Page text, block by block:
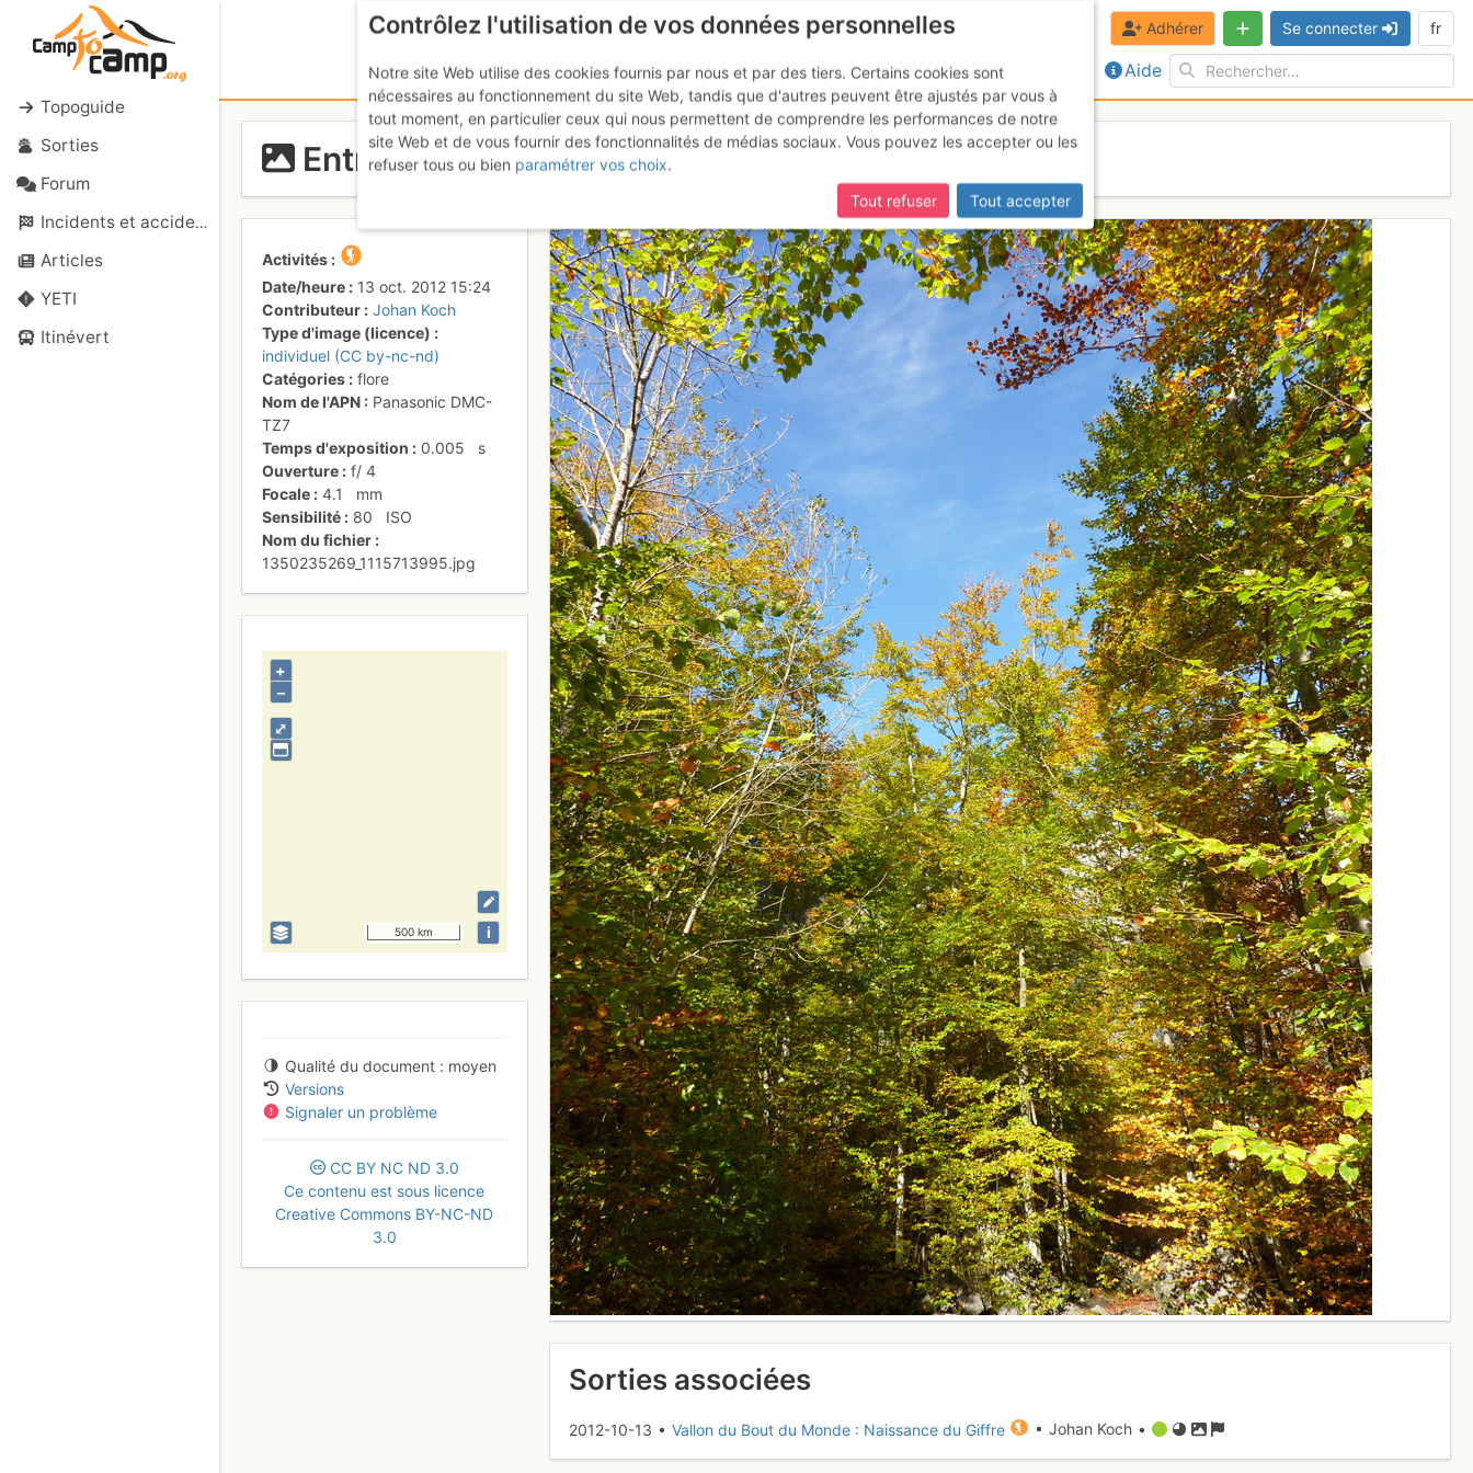
Topoguide
Sorties
Forum
Incidents et accidents
Articles
YETI
Itinévert
Aide
Adhérer Se connecter fr
Entre ciel et terre
Activités
Date/heure
13 oct. 2012 15:24
Contributeur
Johan Koch
Type d'image (licence)
individuel (CC by-nc-nd)
Catégories
flore
Nom de l'APN
Panasonic DMC-
TZ7
Temps d'exposition
0.005
s
Ouverture
f/4
Focale
4.1
mm
Sensibilité
80
ISO
Nom du fichier
1350235269_1115713995.jpg
⤢
+
–
500 km i
Qualité du document
moyen
Versions
Signaler un problème
CC BY NC ND 3.0
Ce contenu est sous licence
Creative Commons BY-NC-ND
3.0
Sorties associées
2012-10-13 •Vallon du Bout du Monde : Naissance du Giffre • Johan Koch •
Contrôlez l'utilisation de vos données personnelles
Notre site Web utilise des cookies fournis par nous et par des tiers. Certains cookies sont
nécessaires au fonctionnement du site Web, tandis que d'autres peuvent être ajustés par vous à
tout moment, en particulier ceux qui nous permettent de comprendre les performances de notre
site Web et de vous fournir des fonctionnalités de médias sociaux. Vous pouvez les accepter ou les
refuser tous ou bien paramétrer vos choix.
Tout refuser
Tout accepter